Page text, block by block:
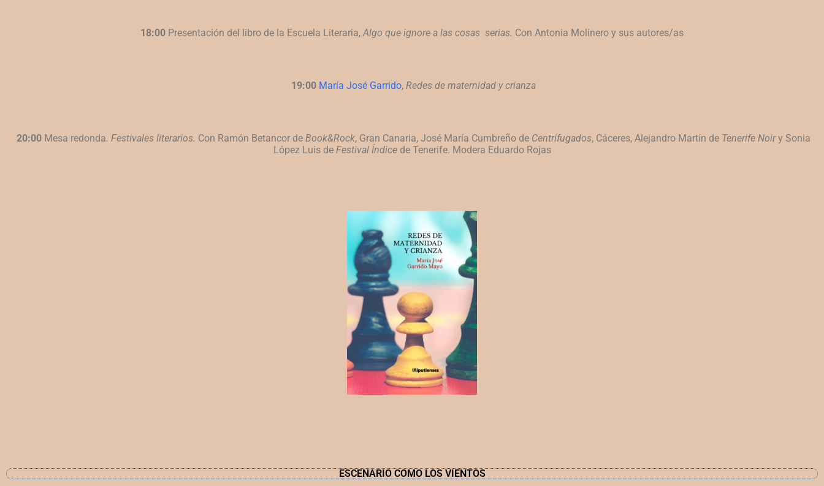
18:00 Presentación del libro de la Escuela Literaria,Algo que ignore a las cosas serias. Con Antonia Molinero y sus autores/as
19:00 María José Garrido, Redes de maternidad y crianza
20:00 Mesa redonda. Festivales literarios. Con Ramón Betancor de Book&Rock, Gran Canaria, José María Cumbreño de Centrifugados, Cáceres, Alejandro Martín de Tenerife Noiry Sonia
López Luis de Festival Índicede Tenerife. Modera Eduardo Rojas
ESCENARIO COMO LOS VIENTOS